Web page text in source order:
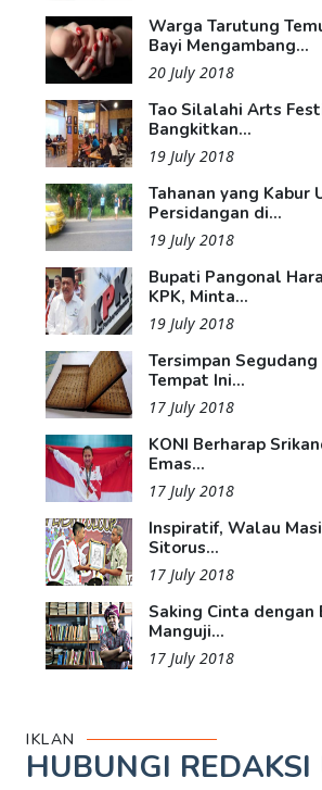
Warga Tarutung
Bayi Mengambang...
20 July 2018
Tao Silalahi Arts
Bangkitkan...
19 July 2018
Tahanan yang Kabur
Persidangan di...
19 July 2018
Bupati Pangonal
KPK, Minta...
19 July 2018
Tersimpan Segudang
Tempat Ini...
17 July 2018
KONI Berharap
Emas...
17 July 2018
Inspiratif, Walau
Sitorus...
17 July 2018
Saking Cinta dengan
Manguji...
17 July 2018
IKLAN
HUBUNGI